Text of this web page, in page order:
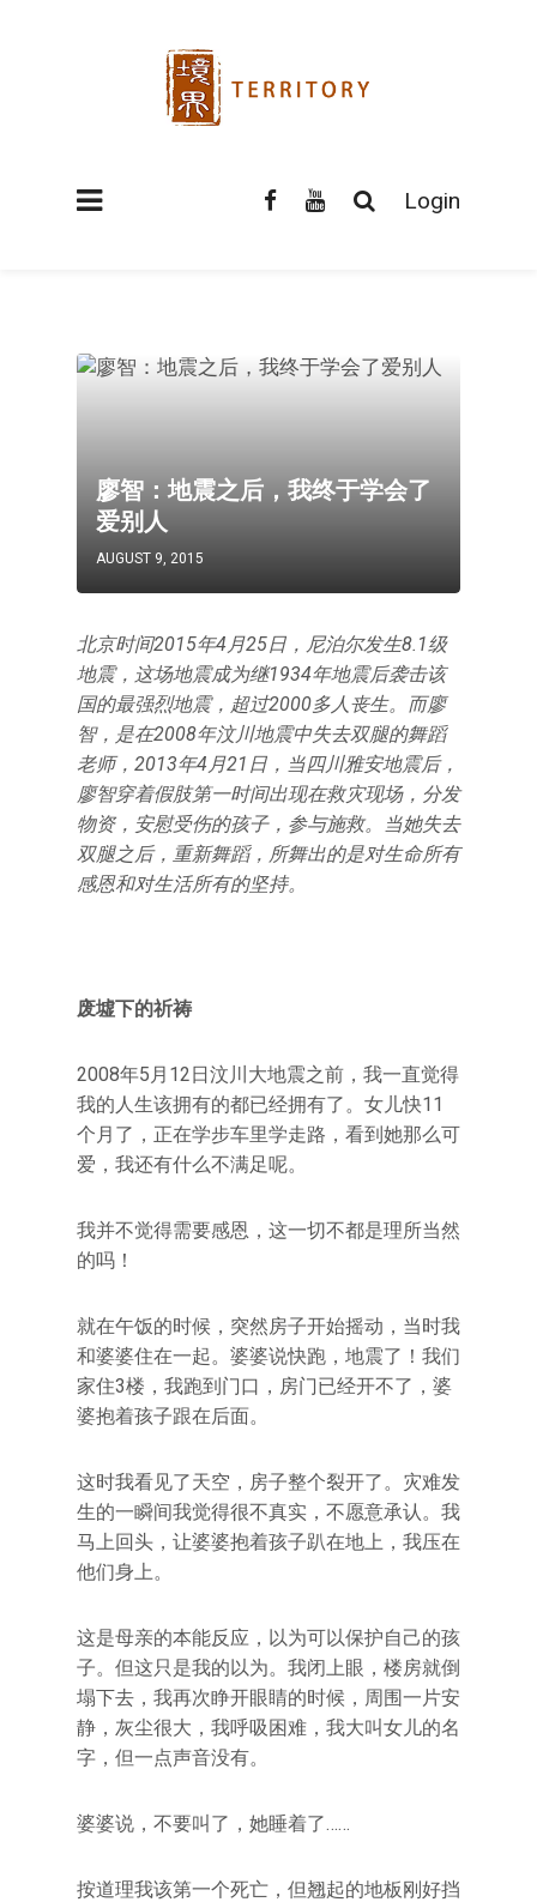
Login
廖智：地震之后，我终于学会了
爱别人
AUGUST 9, 2015
北京时间2015年4月25日，尼泊尔发生8.1级
地震，这场地震成为继1934年地震后袭击该
国的最强烈地震，超过2000多人丧生。而廖
智，是在2008年汶川地震中失去双腿的舞蹈
老师，2013年4月21日，当四川雅安地震后，
廖智穿着假肢第一时间出现在救灾现场，分发
物资，安慰受伤的孩子，参与施救。当她失去
双腿之后，重新舞蹈，所舞出的是对生命所有
感恩和对生活所有的坚持。
废墟下的祈祷
2008年5月12日汶川大地震之前，我一直觉得
我的人生该拥有的都已经拥有了。女儿快11
个月了，正在学步车里学走路，看到她那么可
爱，我还有什么不满足呢。
我并不觉得需要感恩，这一切不都是理所当然
的吗！
就在午饭的时候，突然房子开始摇动，当时我
和婆婆住在一起。婆婆说快跑，地震了！我们
家住3楼，我跑到门口，房门已经开不了，婆
婆抱着孩子跟在后面。
这时我看见了天空，房子整个裂开了。灾难发
生的一瞬间我觉得很不真实，不愿意承认。我
马上回头，让婆婆抱着孩子趴在地上，我压在
他们身上。
这是母亲的本能反应，以为可以保护自己的孩
子。但这只是我的以为。我闭上眼，楼房就倒
塌下去，我再次睁开眼睛的时候，周围一片安
静，灰尘很大，我呼吸困难，我大叫女儿的名
字，但一点声音没有。
婆婆说，不要叫了，她睡着了……
按道理我该第一个死亡，但翘起的地板刚好挡